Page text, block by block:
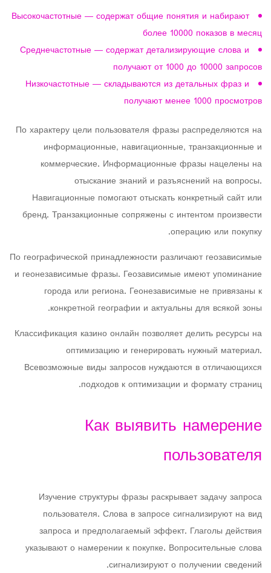
Высокочастотные — содержат общие понятия и набирают
более 10000 показов в месяц
Среднечастотные — содержат детализирующие слова и
получают от 1000 до 10000 запросов
Низкочастотные — складываются из детальных фраз и
получают менее 1000 просмотров
По характеру цели пользователя фразы распределяются на
информационные, навигационные, транзакционные и
коммерческие. Информационные фразы нацелены на
отыскание знаний и разъяснений на вопросы.
Навигационные помогают отыскать конкретный сайт или
бренд. Транзакционные сопряжены с интентом произвести
операцию или покупку.
По географической принадлежности различают геозависимые
и геонезависимые фразы. Геозависимые имеют упоминание
города или региона. Геонезависимые не привязаны к
конкретной географии и актуальны для всякой зоны.
Классификация казино онлайн позволяет делить ресурсы на
оптимизацию и генерировать нужный материал.
Всевозможные виды запросов нуждаются в отличающихся
подходов к оптимизации и формату страниц.
Как выявить намерение
пользователя
Изучение структуры фразы раскрывает задачу запроса
пользователя. Слова в запросе сигнализируют на вид
запроса и предполагаемый эффект. Глаголы действия
указывают о намерении к покупке. Вопросительные слова
сигнализируют о получении сведений.